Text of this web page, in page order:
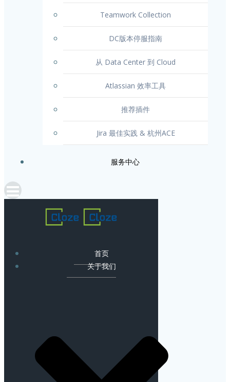
Teamwork Collection
DC版本停服指南
从 Data Center 到 Cloud
Atlassian 效率工具
推荐插件
Jira 最佳实践 & 杭州ACE
服务中心
首页
关于我们